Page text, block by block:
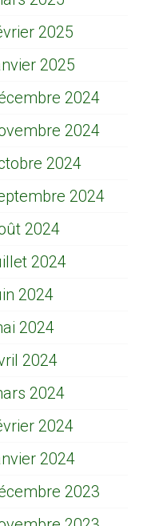
2025
2025
2024
2024
2024
2024
2024
2024
2024
2024
2024
2024
2024
2024
2023